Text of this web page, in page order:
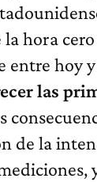
hora
entre hoy
las
de la